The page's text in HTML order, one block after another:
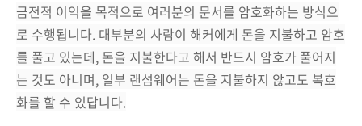
금전적 이익을 목적으로 여러분의 문서를 암호화하는 방식으
로 수행됩니다. 대부분의 사람이 해커에게 돈을 지불하고 암호
를 풀고 있는데, 돈을 지불한다고 해서 반드시 암호가 풀어지
는 것도 아니며, 일부 랜섬웨어는 돈을 지불하지 않고도 복호
화를 할 수 있답니다.